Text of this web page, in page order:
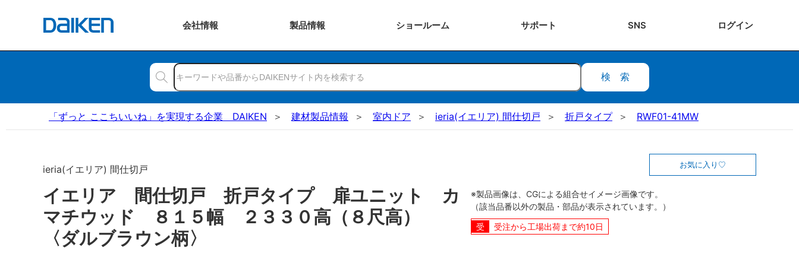
会社情報 製品情報 ショールーム サポート SNS ログイン
検索
「ずっと ここちいいね」を実現する企業 DAIKEN 建材製品情報 室内ドア ieria(イエリア) 間仕切戸 折戸タイプ RWF01-41MW
ieria(イエリア) 間仕切戸
イエリア 間仕切戸 折戸タイプ 扉ユニット カ
マチウッド ８１５幅 ２３３０高（８尺高）
〈ダルブラウン柄〉
お気に入り
※製品画像は、CGによる組合せイメージ画像です。
（該当品番以外の製品・部品が表示されています。）
受注から工場出荷まで約10日